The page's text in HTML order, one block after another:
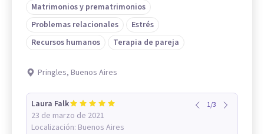
Matrimonios y prematrimonios
Problemas relacionales
Estrés
Recursos humanos
Terapia de pareja
Pringles, Buenos Aires
Laura Falk
23 de marzo de 2021
Localización: Buenos Aires
1/3